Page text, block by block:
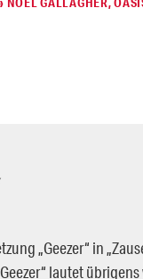
„Geezer“ in
lautet